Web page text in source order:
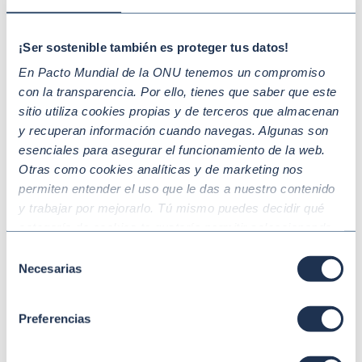
¡Ser sostenible también es proteger tus datos!
En Pacto Mundial de la ONU tenemos un compromiso
con la transparencia. Por ello, tienes que saber que este
sitio utiliza cookies propias y de terceros que almacenan
y recuperan información cuando navegas. Algunas son
esenciales para asegurar el funcionamiento de la web.
Otras como cookies analíticas y de marketing nos
permiten entender el uso que le das a nuestro contenido
y trabajar por mejorarlo. Tú mismo puedes decidir qué
quieras que recojamos ninguna información dándole al
Necesarias
Preferencias
Jun 25 2026 SOSTENIBILIDAD
Sostenibilidad y multilateralismo: las
Madrid